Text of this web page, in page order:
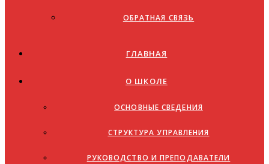
ОБРАТНАЯ СВЯЗЬ
ГЛАВНАЯ
О ШКОЛЕ
ОСНОВНЫЕ СВЕДЕНИЯ
СТРУКТУРА УПРАВЛЕНИЯ
РУКОВОДСТВО И ПРЕПОДАВАТЕЛИ